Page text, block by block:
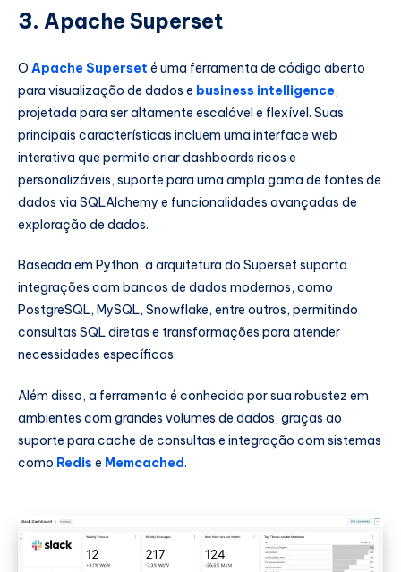
3. Apache Superset
O Apache Superset é uma ferramenta de código aberto
para visualização de dados e business intelligence,
projetada para ser altamente escalável e flexível. Suas
principais características incluem uma interface web
interativa que permite criar dashboards ricos e
personalizáveis, suporte para uma ampla gama de fontes de
dados via SQLAlchemy e funcionalidades avançadas de
exploração de dados.
Baseada em Python, a arquitetura do Superset suporta
integrações com bancos de dados modernos, como
PostgreSQL, MySQL, Snowflake, entre outros, permitindo
consultas SQL diretas e transformações para atender
necessidades específicas.
Além disso, a ferramenta é conhecida por sua robustez em
ambientes com grandes volumes de dados, graças ao
suporte para cache de consultas e integração com sistemas
como Redis e Memcached.